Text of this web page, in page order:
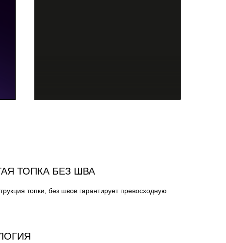
ТОПКА БЕЗ ШВА
топки, без швов гарантирует превосходную